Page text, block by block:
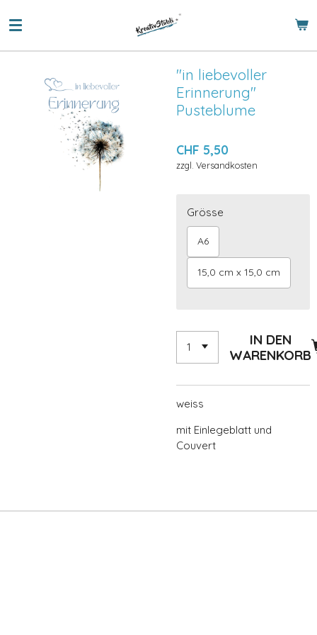
Hauptinhalt
"in liebevoller
Erinnerung"
Pusteblume
CHF 5,50
zzgl. Versandkosten
Grösse
A6
15,0 cm x 15,0 cm
IN DEN
WARENKORB
weiss
mit Einlegeblatt und
Couvert